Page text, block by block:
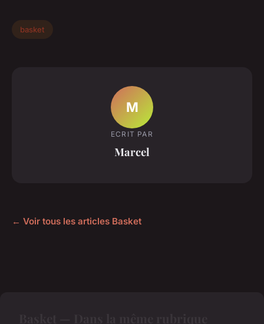
basket
M
ECRIT PAR
Marcel
← Voir tous les articles Basket